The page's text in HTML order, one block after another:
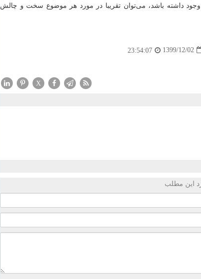
داشته باشد، می‌توان تقریبا در مورد هر موضوع سخت و چالش
1399/12/02
23:54:07
X
این مطلب